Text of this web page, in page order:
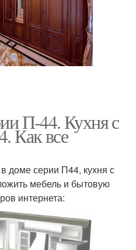
П-44. Кухня с
Как все
доме серии П44, кухня с
мебель и бытовую
интернета: